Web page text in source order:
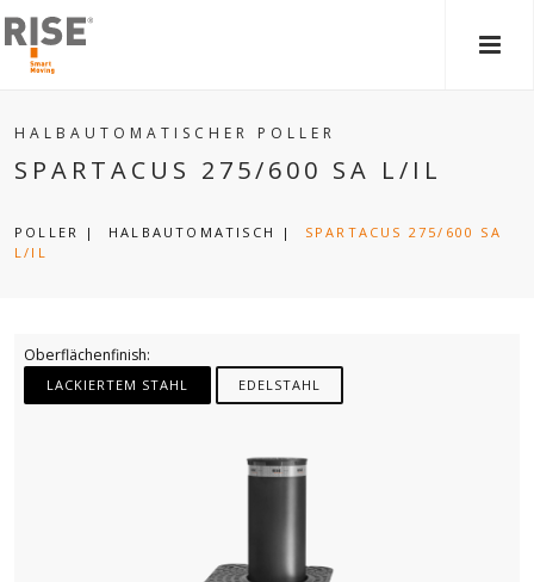
HALBAUTOMATISCHER POLLER
SPARTACUS 275/600 SA L/IL
POLLER | HALBAUTOMATISCH | SPARTACUS 275/600 SA
L/IL
Oberflächenfinish:
LACKIERTEM STAHL EDELSTAHL